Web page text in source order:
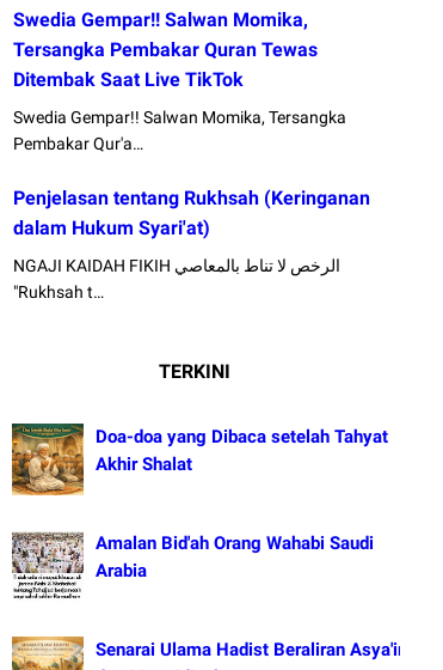
Swedia Gempar!! Salwan Momika,
Tersangka Pembakar Quran Tewas
Ditembak Saat Live TikTok
Swedia Gempar!! Salwan Momika, Tersangka
Pembakar Qur'a…
Penjelasan tentang Rukhsah (Keringanan
dalam Hukum Syari'at)
NGAJI KAIDAH FIKIH الرخص لا تناط بالمعاصي
"Rukhsah t…
TERKINI
Doa-doa yang Dibaca setelah Tahyat
Akhir Shalat
Amalan Bid'ah Orang Wahabi Saudi
Arabia
Senarai Ulama Hadist Beraliran Asya'irah